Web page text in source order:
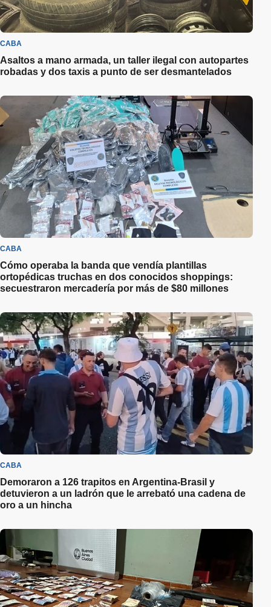
CABA
Asaltos a mano armada, un taller ilegal con autopartes
robadas y dos taxis a punto de ser desmantelados
CABA
Cómo operaba la banda que vendía plantillas
ortopédicas truchas en dos conocidos shoppings:
secuestraron mercadería por más de $80 millones
CABA
Demoraron a 126 trapitos en Argentina-Brasil y
detuvieron a un ladrón que le arrebató una cadena de
oro a un hincha